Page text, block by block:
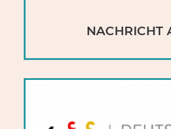
NACHRICHT